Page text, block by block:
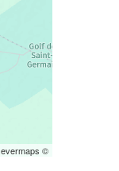
evermaps ©